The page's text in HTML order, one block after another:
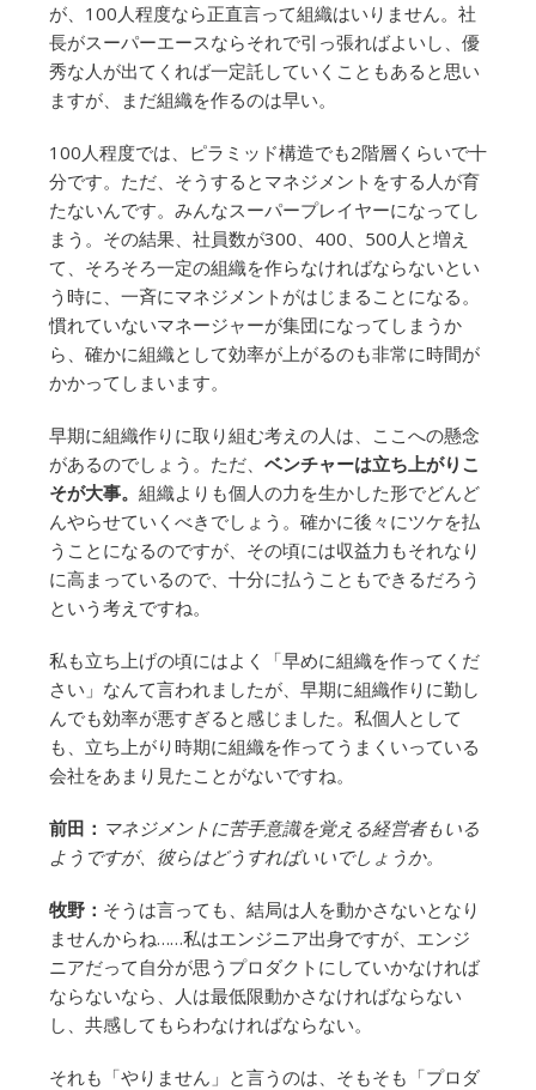
が、100人程度なら正直言って組織はいりません。社
長がスーパーエースならそれで引っ張ればよいし、優
秀な人が出てくれば一定託していくこともあると思い
ますが、まだ組織を作るのは早い。
100人程度では、ピラミッド構造でも2階層くらいで十
分です。ただ、そうするとマネジメントをする人が育
たないんです。みんなスーパープレイヤーになってし
まう。その結果、社員数が300、400、500人と増え
て、そろそろ一定の組織を作らなければならないとい
う時に、一斉にマネジメントがはじまることになる。
慣れていないマネージャーが集団になってしまうか
ら、確かに組織として効率が上がるのも非常に時間が
かかってしまいます。
早期に組織作りに取り組む考えの人は、ここへの懸念
があるのでしょう。ただ、 ベンチャーは立ち上がりこ
そが大事。 組織よりも個人の力を生かした形でどんど
んやらせていくべきでしょう。確かに後々にツケを払
うことになるのですが、その頃には収益力もそれなり
に高まっているので、十分に払うこともできるだろう
という考えですね。
私も立ち上げの頃にはよく「早めに組織を作ってくだ
さい」なんて言われましたが、早期に組織作りに勤し
んでも効率が悪すぎると感じました。私個人として
も、立ち上がり時期に組織を作ってうまくいっている
会社をあまり見たことがないですね。
前田： マネジメントに苦手意識を覚える経営者もいる
ようですが、彼らはどうすればいいでしょうか。
牧野： そうは言っても、結局は人を動かさないとなり
ませんからね……私はエンジニア出身ですが、エンジ
ニアだって自分が思うプロダクトにしていかなければ
ならないなら、人は最低限動かさなければならない
し、共感してもらわなければならない。
それも「やりません」と言うのは、そもそも「プロダ